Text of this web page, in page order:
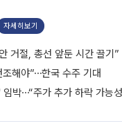
자세히보기
거절, 총선 앞둔 시간 끌기”
해야”⋯한국 수주 기대
박⋯“주가 추가 하락 가능